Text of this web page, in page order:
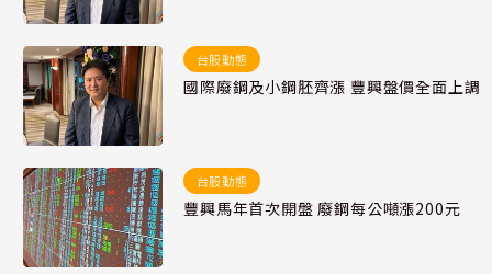
台股動態
國際廢鋼及小鋼胚齊漲 豐興盤價全面上調
台股動態
豐興馬年首次開盤 廢鋼每公噸漲200元